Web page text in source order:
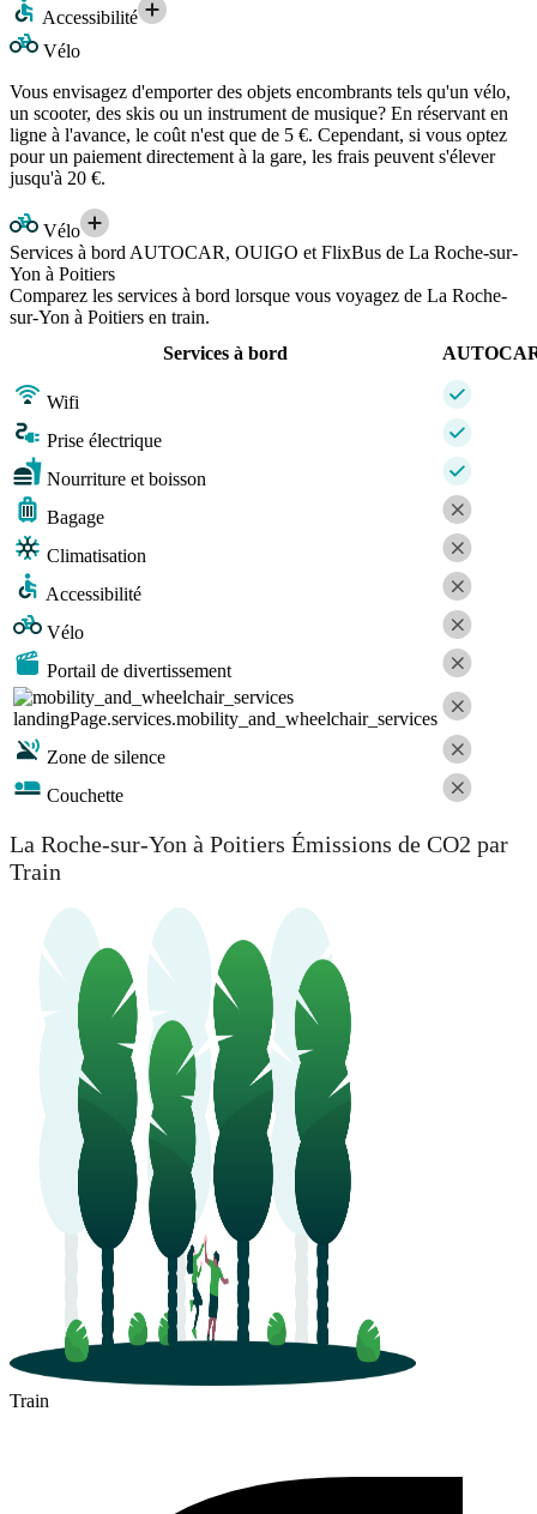
Accessibilité
Vélo
Vous envisagez d'emporter des objets encombrants tels qu'un vélo,
un scooter, des skis ou un instrument de musique? En réservant en
ligne à l'avance, le coût n'est que de 5 €. Cependant, si vous optez
pour un paiement directement à la gare, les frais peuvent s'élever
jusqu'à 20 €.
Vélo
Services à bord AUTOCAR, OUIGO et FlixBus de La Roche-sur-
Yon à Poitiers
Comparez les services à bord lorsque vous voyagez de La Roche-
sur-Yon à Poitiers en train.
Services à bord
Wifi
Prise électrique
Nourriture et boisson
Bagage
Climatisation
Accessibilité
Vélo
Portail de divertissement
landingPage.services.mobility_and_wheelchair_services
Zone de silence
Couchette
La Roche-sur-Yon à Poitiers Émissions de CO2 par
Train
Train